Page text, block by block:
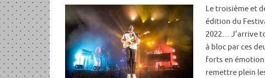
Le troisième et
édition du
2022… J’arrive
à bloc par ces
forts en
remettre plein